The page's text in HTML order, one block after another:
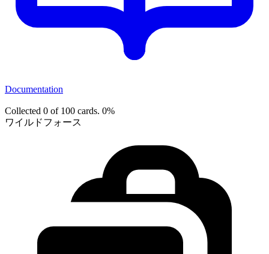
Documentation
Collected 0 of 100 cards. 0%
ワイルドフォース